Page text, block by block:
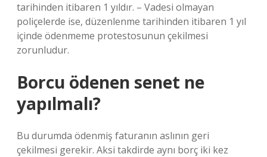
tarihinden itibaren 1 yıldır. – Vadesi olmayan
poliçelerde ise, düzenlenme tarihinden itibaren 1 yıl
içinde ödenmeme protestosunun çekilmesi
zorunludur.
Borcu ödenen senet ne
yapılmalı?
Bu durumda ödenmiş faturanın aslının geri
çekilmesi gerekir. Aksi takdirde aynı borç iki kez